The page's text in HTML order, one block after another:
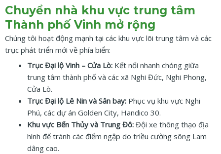
Chuyển nhà khu vực trung tâm
Thành phố Vinh mở rộng
Chúng tôi hoạt động mạnh tại các khu vực lõi trung tâm và các
trục phát triển mới về phía biển:
Trục Đại lộ Vinh – Cửa Lò: Kết nối nhanh chóng giữa
trung tâm thành phố và các xã Nghi Đức, Nghi Phong,
Cửa Lò.
Trục Đại lộ Lê Nin và Sân bay: Phục vụ khu vực Nghi
Phú, các dự án Golden City, Handico 30.
Khu vực Bến Thủy và Trung Đô: Đội xe thông thạo địa
hình để tránh các điểm ngập do triều cường sông Lam
dâng cao.